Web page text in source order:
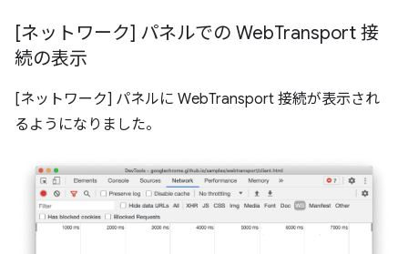
[ネットワーク] パネルでの WebTransport 接
続の表示
[ネットワーク] パネルに WebTransport 接続が表示され
るようになりました。